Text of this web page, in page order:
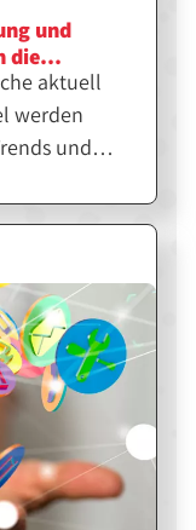
und
die
meisten
aktuell
werden
und
zur
ihr up-